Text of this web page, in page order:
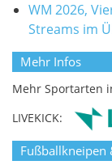
WM 2026,
Streams im
Mehr Infos
Mehr Sportarten
LIVEKICK:
Fußballkneipen